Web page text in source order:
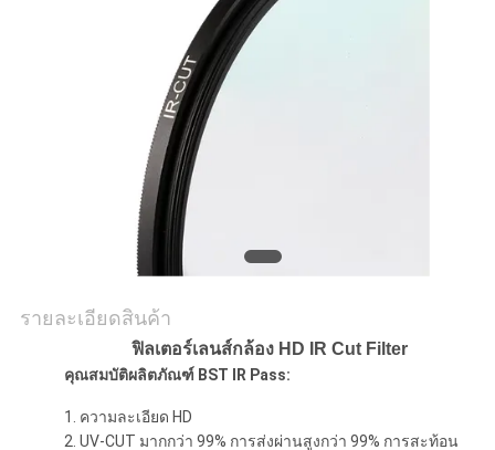
รายละเอียดสินค้า
ฟิลเตอร์เลนส์กล้อง HD IR Cut Filter
คุณสมบัติผลิตภัณฑ์ BST IR Pass:
1. ความละเอียด HD
2. UV-CUT มากกว่า 99% การส่งผ่านสูงกว่า 99% การสะท้อน